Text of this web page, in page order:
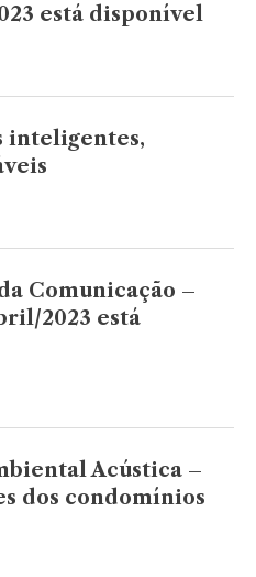
está disponível
inteligentes,
Comunicação –
2023 está
Acústica –
dos condomínios